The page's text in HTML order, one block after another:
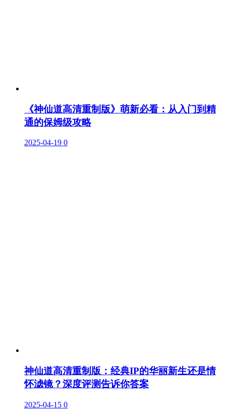
《神仙道高清重制版》萌新必看：从入门到精
通的保姆级攻略
2025-04-19 0
神仙道高清重制版：经典IP的华丽新生还是情
怀滤镜？深度评测告诉你答案
2025-04-15 0